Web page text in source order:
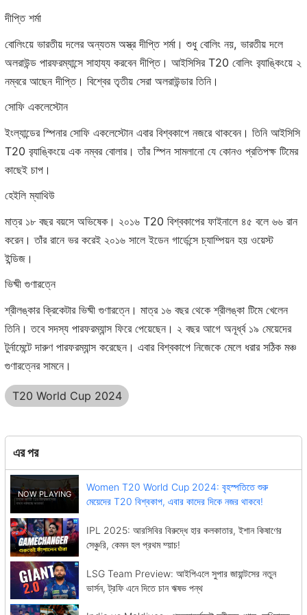
দীপ্তি শর্মা
বোলিংয়ে ভারতীয় দলের অন্যতম অস্ত্র দীপ্তি শর্মা। শুধু বোলিং নয়, ভারতীয় দলে
অলরাউন্ড পারফরম্যান্সে সাহায্য করবেন দীপ্তি। আইসিসির T20 বোলিং ব়্যাঙ্কিংয়ে ২
নম্বরে আছেন দীপ্তি। বিশ্বের তৃতীয় সেরা অলরাউন্ডার তিনি।
সোফি একলেস্টোন
ইংল্যান্ডের স্পিনার সোফি একলেস্টোন এবার বিশ্বকাপে নজরে থাকবেন। তিনি আইসিসি
T20 ব়্যাঙ্কিংয়ে এক নম্বর বোলার। তাঁর স্পিন সামলানো যে কোনও প্রতিপক্ষ টিমের
কাছেই চাপ।
হেইলি ম্যাথিউ
মাত্র ১৮ বছর বয়সে অভিষেক। ২০১৬ T20 বিশ্বকাপের ফাইনালে ৪৫ বলে ৬৬ রান
করেন। তাঁর রানে ভর করেই ২০১৬ সালে ইডেন গার্ডেন্সে চ্যাম্পিয়ন হয় ওয়েস্ট
ইন্ডিজ।
ভিষ্মী গুণারত্নে
শ্রীলঙ্কার ক্রিকেটার ভিষ্মী গুণারত্নে। মাত্র ১৬ বছর থেকে শ্রীলঙ্কা টিমে খেলেন
তিনি। তবে সদস্য পারফরম্যান্স ফিরে পেয়েছেন। ২ বছর আগে অনূর্ধ্ব ১৯ মেয়েদের
টুর্নামেন্টে দারুণ পারফরম্যান্স করেছেন। এবার বিশ্বকাপে নিজেকে মেলে ধরার সঠিক মঞ্চ
গুণারত্নের সামনে।
T20 World Cup 2024
এর পর
Women T20 World Cup 2024: বৃহস্পতিতে শুরু
মেয়েদের T20 বিশ্বকাপ, এবার কাদের দিকে নজর থাকবে!
IPL 2025: আরসিবির বিরুদ্ধে হার কলকাতার, ইশান কিষাণের
সেঞ্চুরি, কেমন হল প্রথম ম্য়াচ!
LSG Team Preview: আইপিএলে সুপার জায়ান্টসের নতুন
ভার্সন, ট্রফি এনে দিতে চান ঋষভ পন্থ